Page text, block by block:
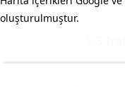
oluşturulmuştur.